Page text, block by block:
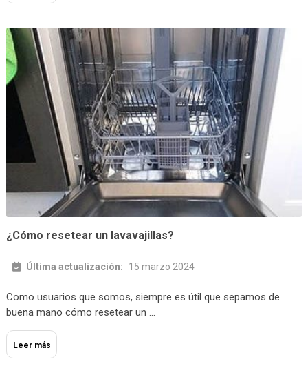
¿Cómo resetear un lavavajillas?
Última actualización: 15 marzo 2024
Como usuarios que somos, siempre es útil que sepamos de
buena mano cómo resetear un …
Leer más